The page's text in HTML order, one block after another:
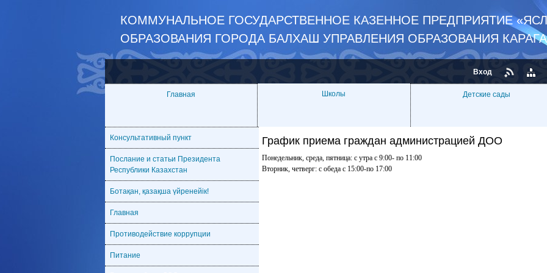
КОММУНАЛЬНОЕ ГОСУДАРСТВЕННОЕ КАЗЕННОЕ ПРЕДПРИЯТИЕ
ОБРАЗОВАНИЯ ГОРОДА БАЛХАШ УПРАВЛЕНИЯ ОБРАЗОВАНИЯ
Вход
Главная Школы Детские сады
Консультативный пункт
Послание и статьи Президента
Республики Казахстан
Ботақан, қазақша үйренейік!
Главная
Противодействие коррупции
Питание
График приема граждан администрацией ДОО
Понедельник, среда, пятница: с утра с 9:00- по 11:00
Вторник, четверг: с обеда с 15:00-по 17:00